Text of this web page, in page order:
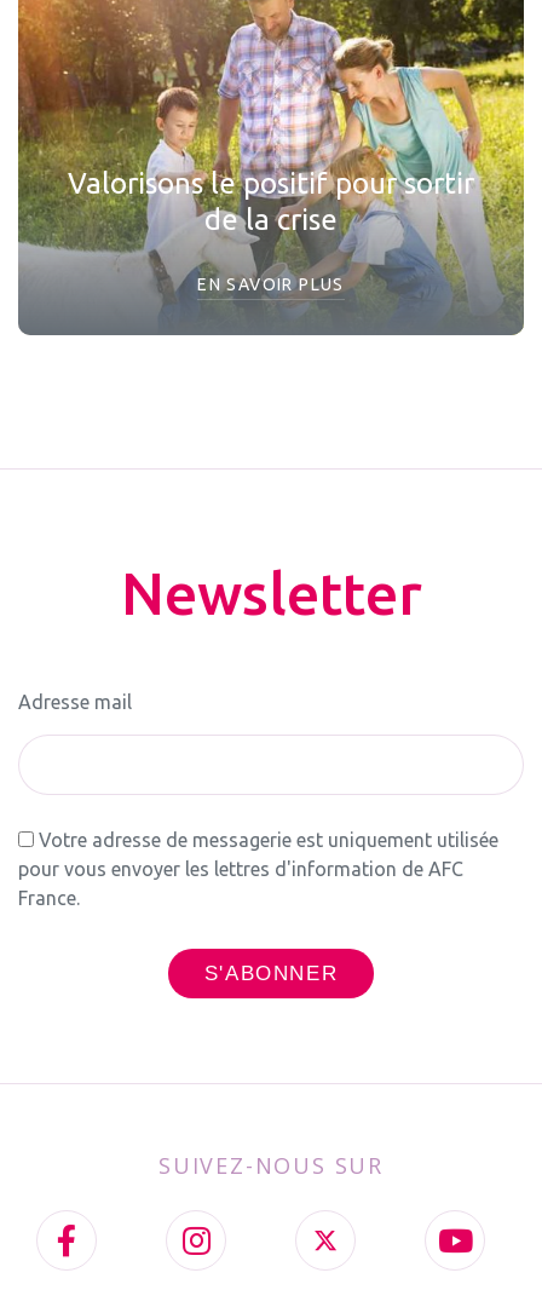
Valorisons le positif pour sortir
de la crise
EN SAVOIR PLUS
Newsletter
Adresse mail
Votre adresse de messagerie est uniquement utilisée
pour vous envoyer les lettres d'information de AFC
France.
SUIVEZ-NOUS SUR